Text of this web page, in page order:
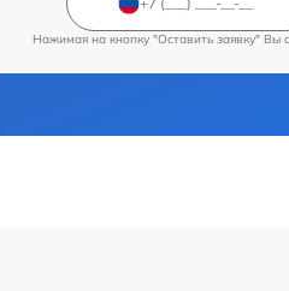
Нажимая на кнопку "Оставить заявку" Вы